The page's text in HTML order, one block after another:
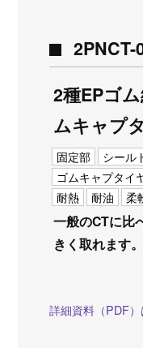
2PNCT-
2種EPゴ
ムキャプ
固定部 シール
ゴムキャプタイ
耐熱
耐油 柔
一般のCTに比
きく取れます。
詳細資料（PDF）